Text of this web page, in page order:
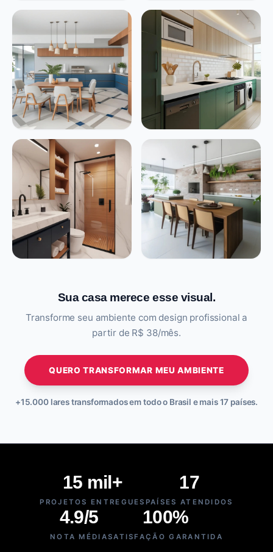
Sua casa merece esse visual.
Transforme seu ambiente com design profissional a
partir de R$ 38/mês.
QUERO TRANSFORMAR MEU AMBIENTE
+15.000 lares transformados em todo o Brasil e mais 17 países.
15 mil+
PROJETOS ENTREGUES
17
PAÍSES ATENDIDOS
4.9/5
NOTA MÉDIA
100%
SATISFAÇÃO GARANTIDA